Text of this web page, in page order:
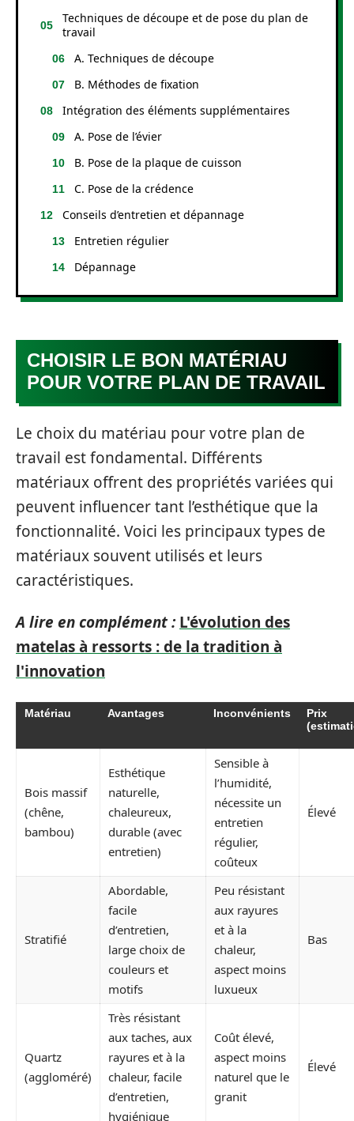
Techniques de découpe et de pose du plan de
travail
A. Techniques de découpe
B. Méthodes de fixation
Intégration des éléments supplémentaires
A. Pose de l’évier
B. Pose de la plaque de cuisson
C. Pose de la crédence
Conseils d’entretien et dépannage
Entretien régulier
Dépannage
CHOISIR LE BON MATÉRIAU
POUR VOTRE PLAN DE TRAVAIL
Le choix du matériau pour votre plan de
travail est fondamental. Différents
matériaux offrent des propriétés variées qui
peuvent influencer tant l’esthétique que la
fonctionnalité. Voici les principaux types de
matériaux souvent utilisés et leurs
caractéristiques.
A lire en complément : L'évolution des
matelas à ressorts : de la tradition à
l'innovation
Matériau Avantages Inconvénients
Prix
Bois massif
(chêne,
bambou)
Esthétique
naturelle,
chaleureux,
durable (avec
entretien)
Sensible à
l’humidité,
nécessite un
entretien
régulier,
coûteux
Élevé
Stratifié
Abordable,
facile
d’entretien,
large choix de
couleurs et
motifs
Peu résistant
aux rayures
et à la
chaleur,
aspect moins
luxueux
Bas
Quartz
(aggloméré)
Très résistant
aux taches, aux
rayures et à la
chaleur, facile
d’entretien,
hygiénique
Coût élevé,
aspect moins
naturel que le
granit
Élevé